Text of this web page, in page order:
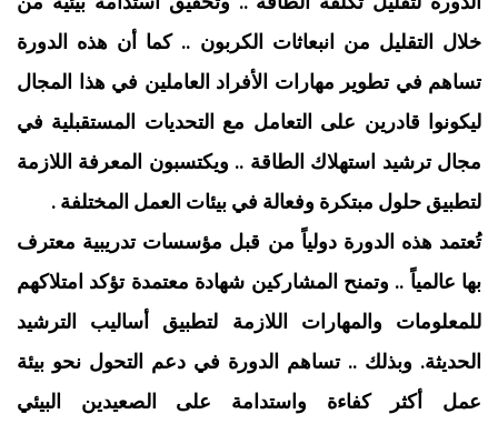
خلال التقليل من انبعاثات الكربون .. كما أن هذه الدورة
تساهم في تطوير مهارات الأفراد العاملين في هذا المجال
ليكونوا قادرين على التعامل مع التحديات المستقبلية في
مجال ترشيد استهلاك الطاقة .. ويكتسبون المعرفة اللازمة
لتطبيق حلول مبتكرة وفعالة في بيئات العمل المختلفة .
تُعتمد هذه الدورة دولياً من قبل مؤسسات تدريبية معترف
بها عالمياً .. وتمنح المشاركين شهادة معتمدة تؤكد امتلاكهم
للمعلومات والمهارات اللازمة لتطبيق أساليب الترشيد
الحديثة. وبذلك .. تساهم الدورة في دعم التحول نحو بيئة
عمل أكثر كفاءة واستدامة على الصعيدين البيئي